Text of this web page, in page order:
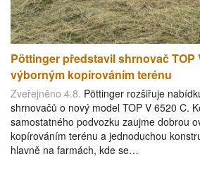
Pöttinger představil shrnovač TOP
výborným kopírováním terénu
Zveřejněno 4.8. Pöttinger rozšiřuje
shrnovačů o nový model TOP V 6520 C.
samostatného podvozku zaujme dobrou
kopírováním terénu a jednoduchou
hlavně na farmách, kde se…